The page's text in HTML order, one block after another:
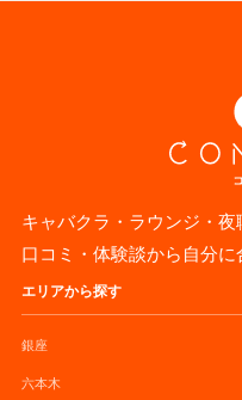
キャバクラ・ラウンジ・夜
口コミ・体験談から自分に
エリアから探す
銀座
六本木